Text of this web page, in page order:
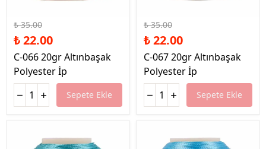
₺ 35.00
₺ 22.00
C-066 20gr Altınbaşak
Polyester İp
Sepete Ekle
₺ 35.00
₺ 22.00
C-067 20gr Altınbaşak
Polyester İp
Sepete Ekle